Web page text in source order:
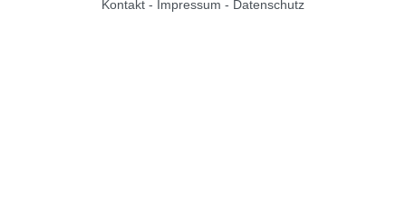
Kontakt - Impressum - Datenschutz